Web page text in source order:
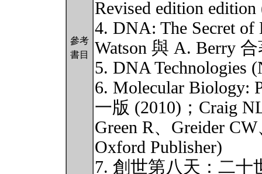
參考
書目
Revised edition
4. DNA: The Secret
Watson 與 A. Berry
5. DNA Technologies
6. Molecular Biology:
一版 (2010)；Craig
Green R、Greider
Oxford Publisher)
7. 創世第八天：二